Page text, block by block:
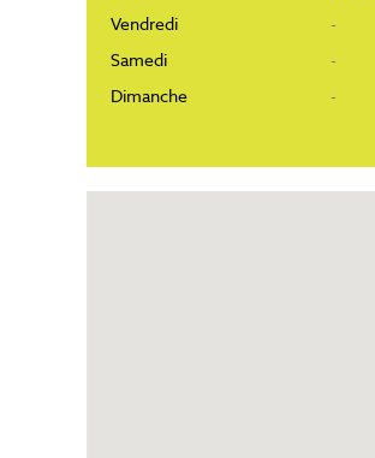
Vendredi
-
Samedi
-
Dimanche
-